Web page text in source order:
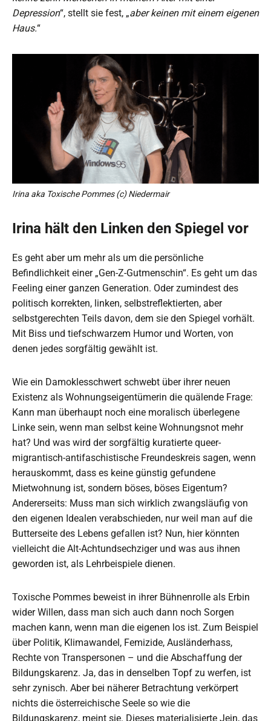
Depression“, stellt sie fest, „aber keinen mit einem eigenen
Haus.“
Irina aka Toxische Pommes (c) Niedermair
Irina hält den Linken den Spiegel vor
Es geht aber um mehr als um die persönliche
Befindlichkeit einer „Gen-Z-Gutmenschin“. Es geht um das
Feeling einer ganzen Generation. Oder zumindest des
politisch korrekten, linken, selbstreflektierten, aber
selbstgerechten Teils davon, dem sie den Spiegel vorhält.
Mit Biss und tiefschwarzem Humor und Worten, von
denen jedes sorgfältig gewählt ist.
Wie ein Damoklesschwert schwebt über ihrer neuen
Existenz als Wohnungseigentümerin die quälende Frage:
Kann man überhaupt noch eine moralisch überlegene
Linke sein, wenn man selbst keine Wohnungsnot mehr
hat? Und was wird der sorgfältig kuratierte queer-
migrantisch-antifaschistische Freundeskreis sagen, wenn
herauskommt, dass es keine günstig gefundene
Mietwohnung ist, sondern böses, böses Eigentum?
Andererseits: Muss man sich wirklich zwangsläufig von
den eigenen Idealen verabschieden, nur weil man auf die
Butterseite des Lebens gefallen ist? Nun, hier könnten
vielleicht die Alt-Achtundsechziger und was aus ihnen
geworden ist, als Lehrbeispiele dienen.
Toxische Pommes beweist in ihrer Bühnenrolle als Erbin
wider Willen, dass man sich auch dann noch Sorgen
machen kann, wenn man die eigenen los ist. Zum Beispiel
über Politik, Klimawandel, Femizide, Ausländerhass,
Rechte von Transpersonen – und die Abschaffung der
Bildungskarenz. Ja, das in denselben Topf zu werfen, ist
sehr zynisch. Aber bei näherer Betrachtung verkörpert
nichts die österreichische Seele so wie die
Bildungskarenz, meint sie. Dieses materialisierte Jein, das